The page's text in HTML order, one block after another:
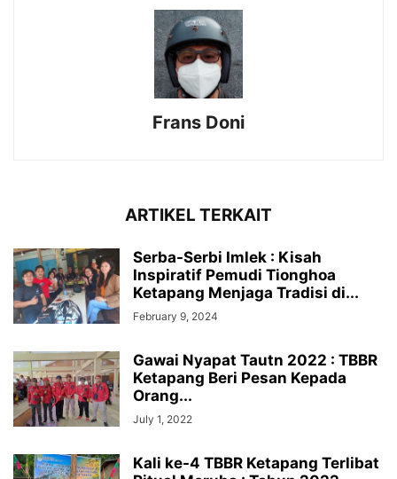
Frans Doni
ARTIKEL TERKAIT
Serba-Serbi Imlek : Kisah
Inspiratif Pemudi Tionghoa
Ketapang Menjaga Tradisi di...
February 9, 2024
Gawai Nyapat Tautn 2022 : TBBR
Ketapang Beri Pesan Kepada
Orang...
July 1, 2022
Kali ke-4 TBBR Ketapang Terlibat